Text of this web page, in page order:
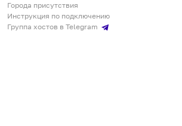
Города присутствия
Инструкция по подключению
Группа хостов в Telegram